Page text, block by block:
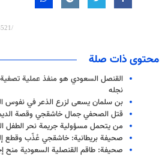
محتوى ذات صلة
القنصل السعودي هو منفذ عملية
نجله
بن سلمان يسعی لزرع الذعر في نفوس
قتل الصحفي جمال خاشقجي وقصة
من يتحمل مسؤولية جريمة نحر الطفل
صحيفة بريطانية: خاشقجي عُذّب وقطع
صحيفة: طاقم القنصلية السعودية منح